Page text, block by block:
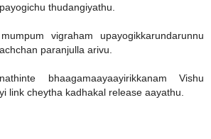
thudangiyathu.
vigraham upayogikkarundarunnu
paranjulla arivu.
bhaagamaayaayirikkanam Vishu
link cheytha kadhakal release aayathu.